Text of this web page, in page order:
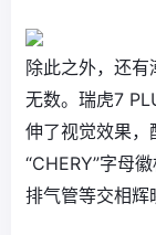
除此之外，还
无数。瑞虎7
伸了视觉效果，
“CHERY”字母
排气管等交相辉